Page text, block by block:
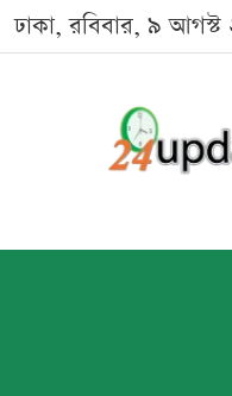
ঢাকা, রবিবার, ৯